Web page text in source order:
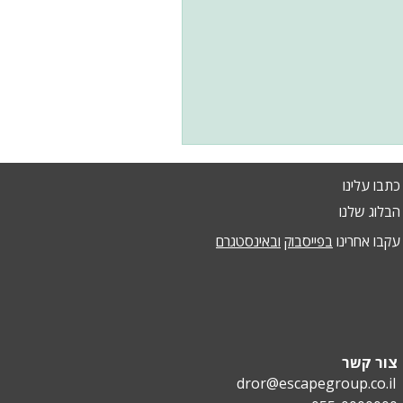
כתבו עלינו
הבלוג שלנו
עקבו אחרינו בפייסבוק ובאינסטגרם
צור קשר
dror@escapegroup.co.il